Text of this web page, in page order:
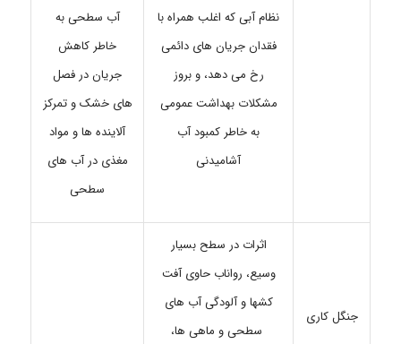
نظام آبی که اغلب همراه با
فقدان جریان های دائمی
رخ می دهد، و بروز
مشکلات بهداشت عمومی
به خاطر کمبود آب
آشامیدنی
آب سطحی به
خاطر کاهش
جریان در فصل
های خشک و تمرکز
آلاینده ها و مواد
مغذی در آب های
سطحی
جنگل کاری
اثرات در سطح بسیار
وسیع، رواناب حاوی آفت
کشها و آلودگی آب های
سطحی و ماهی ها،